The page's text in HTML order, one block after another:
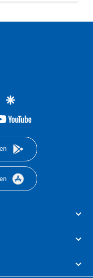
twittergoogle
youtube-